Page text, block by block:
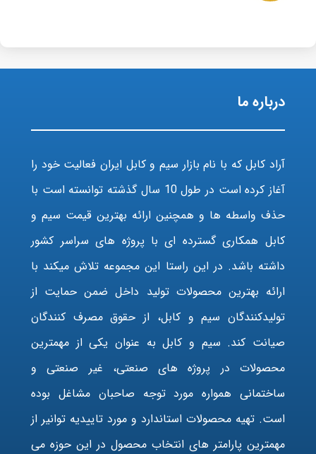
درباره ما
آراد کابل که با نام بازار سیم و کابل ایران فعالیت خود را
آغاز کرده است در طول 10 سال گذشته توانسته است با
حذف واسطه ها و همچنین ارائه بهترین قیمت سیم و
کابل همکاری گسترده ای با پروژه های سراسر کشور
داشته باشد. در این راستا این مجموعه تلاش میکند با
ارائه بهترین محصولات تولید داخل ضمن حمایت از
تولیدکنندگان سیم و کابل، از حقوق مصرف کنندگان
صیانت کند. سیم و کابل به عنوان یکی از مهمترین
محصولات در پروژه های صنعتی، غیر صنعتی و
ساختمانی همواره مورد توجه صاحبان مشاغل بوده
است. تهیه محصولات استاندارد و مورد تاییدیه توانیر از
مهمترین پارامتر های انتخاب محصول در این حوزه می